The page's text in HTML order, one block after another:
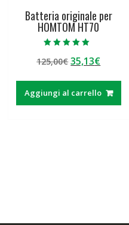
Batteria originale per
HOMTOM HT70
5.00
su 5
125,00€Il
originale
era:
35,13€Il
attuale
è:
Aggiungi al carrello